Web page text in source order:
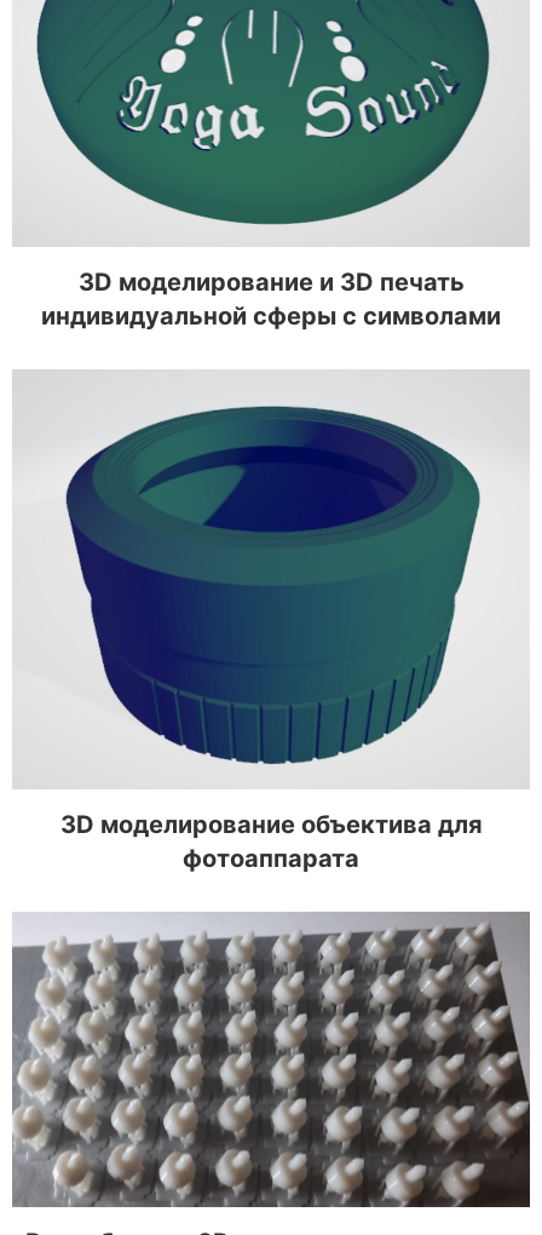
3D моделирование и 3D печать
индивидуальной сферы с символами
3D моделирование и 3D печать
индивидуальной сферы с символами
3D моделирование объектива для
3D моделирование объектива для
фотоаппарата
Разработка и 3D печать направляющих для
рекламных конструкций